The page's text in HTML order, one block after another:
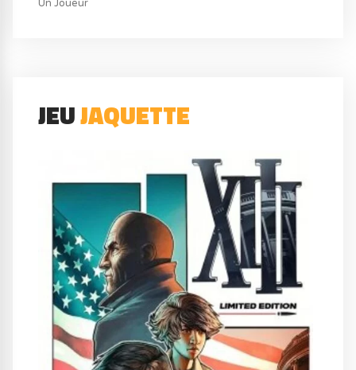
Un Joueur
JEUJAQUETTE